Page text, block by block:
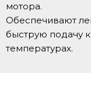
мотора.
Обеспечивают
быструю подачу
температурах.